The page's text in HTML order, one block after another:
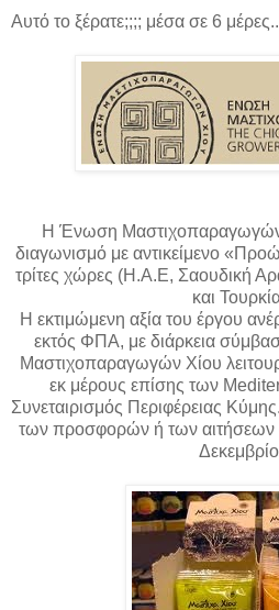
Αυτό το ξέρατε;;;; μέσα σε 6
Η Ένωση Μαστιχοπαραγωγών
διαγωνισμό με αντικείμενο
τρίτες χώρες (Η.Α.Ε, Σαουδική
και
Η εκτιμώμενη αξία του έργου
εκτός ΦΠΑ, με διάρκεια
Μαστιχοπαραγωγών Χίου
εκ μέρους επίσης των
Συνεταιρισμός Περιφέρειας
των προσφορών ή των αιτήσεων